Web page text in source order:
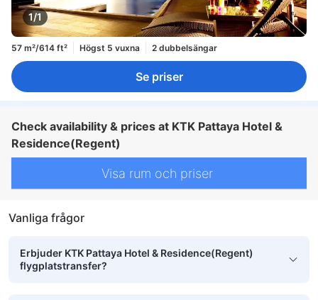
1/1
57 m²/614 ft² Högst 5 vuxna 2 dubbelsängar
Se priser
Check availability & prices at KTK Pattaya Hotel &
Residence(Regent)
Visa rum och priser
Vanliga frågor
Erbjuder KTK Pattaya Hotel & Residence(Regent)
flygplatstransfer?